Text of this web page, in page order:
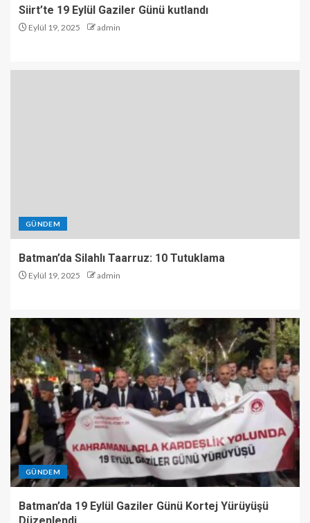
Siirt’te 19 Eylül Gaziler Günü kutlandı
Eylül 19, 2025 admin
GÜNDEM
Batman’da Silahlı Taarruz: 10 Tutuklama
Eylül 19, 2025 admin
GÜNDEM
Batman’da 19 Eylül Gaziler Günü Kortej Yürüyüşü